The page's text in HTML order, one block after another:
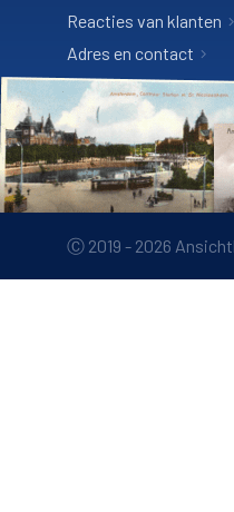
Reacties van klanten
Adres en contact
Ⓒ 2019 - 2026